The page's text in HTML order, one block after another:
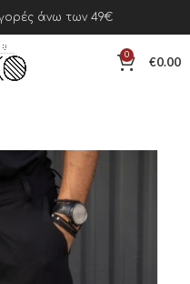
άνω των 49€
0 €0.00